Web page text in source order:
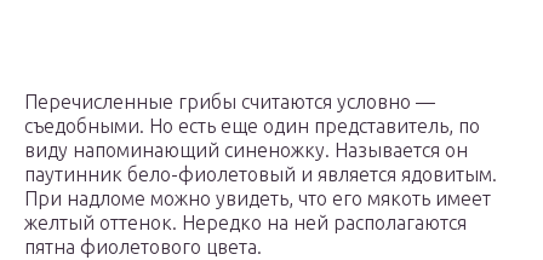
Перечисленные грибы считаются условно —
съедобными. Но есть еще один представитель, по
виду напоминающий синеножку. Называется он
паутинник бело-фиолетовый и является ядовитым.
При надломе можно увидеть, что его мякоть имеет
желтый оттенок. Нередко на ней располагаются
пятна фиолетового цвета.